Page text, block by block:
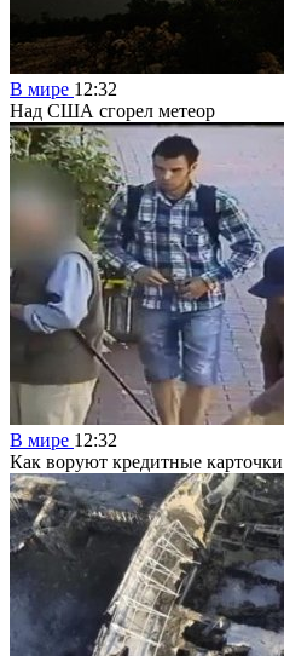
В мире 12:32
Над США сгорел метеор
В мире 12:32
Как воруют кредитные карточки